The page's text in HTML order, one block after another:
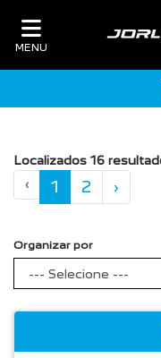
MENU
Localizados 16
‹
1 2 ›
Organizar por